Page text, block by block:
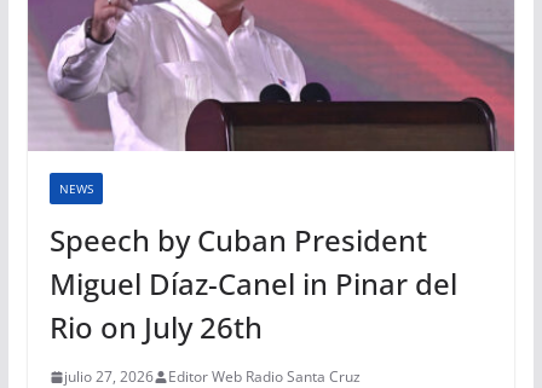
NEWS
Speech by Cuban President
Miguel Díaz-Canel in Pinar del
Rio on July 26th
julio 27, 2026 Editor Web Radio Santa Cruz